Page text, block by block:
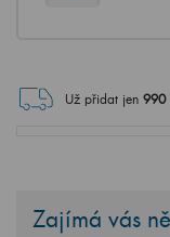
Už přidat jen 990
Zajímá vás